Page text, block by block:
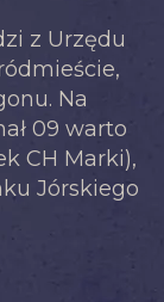
z Urzędu
Na
09 warto
CH Marki),
Jórskiego